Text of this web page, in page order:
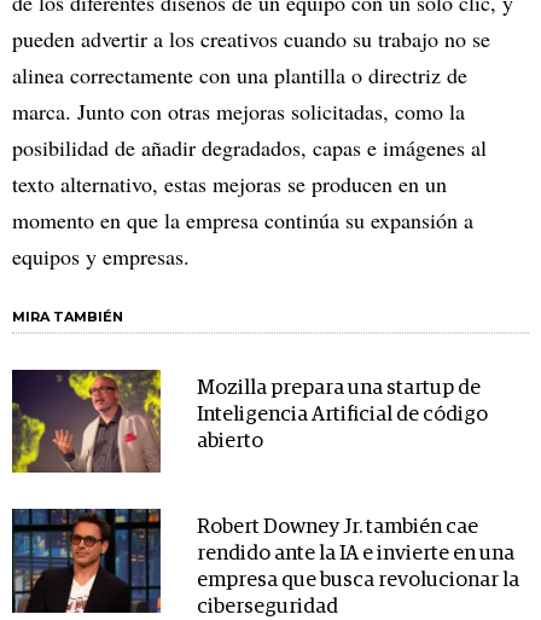
pueden advertir a los creativos cuando su trabajo no se
alinea correctamente con una plantilla o directriz de
marca. Junto con otras mejoras solicitadas, como la
posibilidad de añadir degradados, capas e imágenes al
texto alternativo, estas mejoras se producen en un
momento en que la empresa continúa su expansión a
equipos y empresas.
MIRA TAMBIÉN
Mozilla prepara una startup de
Inteligencia Artificial de código
abierto
Robert Downey Jr. también cae
rendido ante la IA e invierte en una
empresa que busca revolucionar la
ciberseguridad